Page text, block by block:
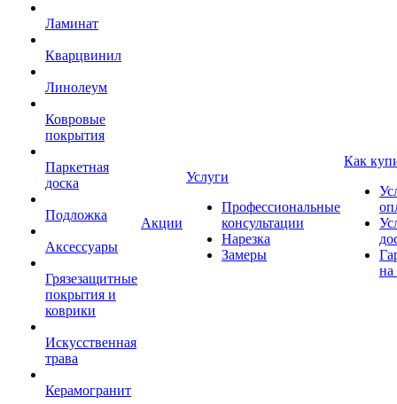
Ламинат
Кварцвинил
Линолеум
Ковровые
покрытия
Паркетная
доска
Подложка
Аксессуары
Грязезащитные
покрытия и
коврики
Искусственная
трава
Керамогранит
Акции
Услуги
Профессиональные
консультации
Нарезка
Замеры
Как
на